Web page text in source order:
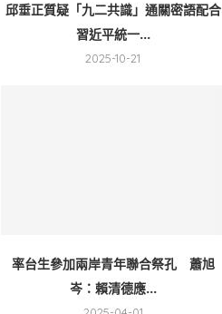
邱垂正質疑「九二共識」通關密語配合
習近平統一...
2025-10-21
率台生參加兩岸青年聯合祭孔 蕭旭
岑：賴清德應...